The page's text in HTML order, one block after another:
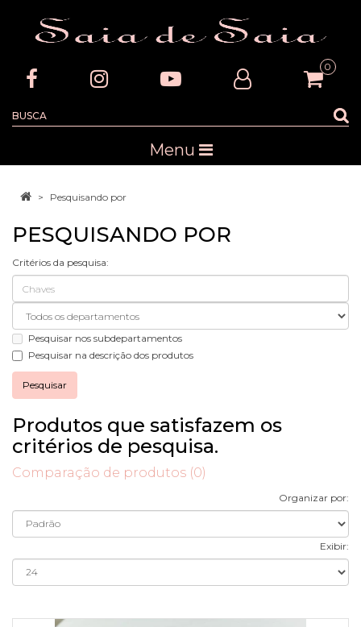
0
Menu
Pesquisando por
PESQUISANDO POR
Critérios da pesquisa:
Pesquisar nos subdepartamentos
Pesquisar na descrição dos produtos
Produtos que satisfazem os
critérios de pesquisa.
Comparação de produtos (0)
Organizar por:
Exibir: